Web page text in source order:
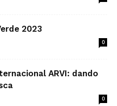
2023
0
ARVI: dando
0